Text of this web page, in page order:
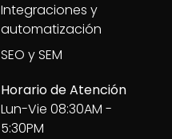
Integraciones y
automatización
SEO y SEM
Horario de Atención
Lun-Vie 08:30AM -
5:30PM